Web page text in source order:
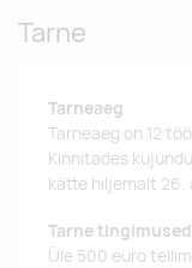
Tarne
Tarneaeg
Tarneaeg on 12
Kinnitades
kätte hiljemalt 26.
Tarne tingimused
Üle 500 euro